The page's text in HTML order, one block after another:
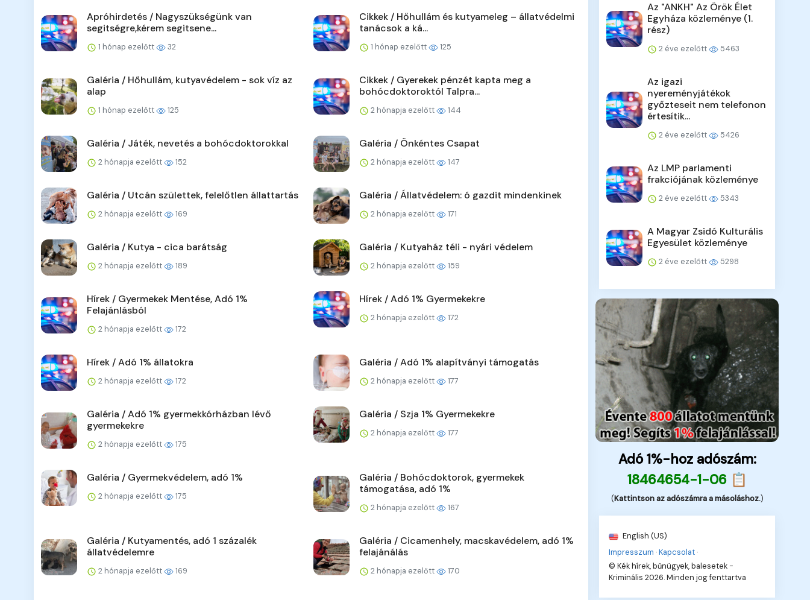
Apróhirdetés / Nagyszükségünk van
segitségre,kérem segitsene...
1 hónap ezelőtt 32
Cikkek / Hőhullám és kutyameleg – állatvédelmi
tanácsok a ká...
1 hónap ezelőtt 125
Galéria / Hőhullám, kutyavédelem - sok víz az
alap
1 hónap ezelőtt 125
Cikkek / Gyerekek pénzét kapta meg a
bohócdoktoroktól Talpra...
2 hónapja ezelőtt 144
Galéria / Játék, nevetés a bohócdoktorokkal
2 hónapja ezelőtt 152
Galéria / Önkéntes Csapat
2 hónapja ezelőtt 147
Galéria / Utcán születtek, felelőtlen állattartás
2 hónapja ezelőtt 169
Galéria / Állatvédelem: ó gazdit mindenkinek
2 hónapja ezelőtt 171
Galéria / Kutya - cica barátság
2 hónapja ezelőtt 189
Galéria / Kutyaház téli - nyári védelem
2 hónapja ezelőtt 159
Hírek / Gyermekek Mentése, Adó 1%
Felajánlásból
2 hónapja ezelőtt 172
Hírek / Adó 1% Gyermekekre
2 hónapja ezelőtt 172
Hírek / Adó 1% állatokra
2 hónapja ezelőtt 172
Galéria / Adó 1% alapítványi támogatás
2 hónapja ezelőtt 177
Galéria / Adó 1% gyermekkórházban lévő
gyermekekre
2 hónapja ezelőtt 175
Galéria / Szja 1% Gyermekekre
2 hónapja ezelőtt 177
Galéria / Gyermekvédelem, adó 1%
2 hónapja ezelőtt 175
Galéria / Bohócdoktorok, gyermekek
támogatása, adó 1%
2 hónapja ezelőtt 167
Galéria / Kutyamentés, adó 1 százalék
állatvédelemre
2 hónapja ezelőtt 169
Galéria / Cicamenhely, macskavédelem, adó 1%
felajánálás
2 hónapja ezelőtt 170
Az "ANKH" Az Örök Élet
Egyháza közleménye (1.
rész)
2 éve ezelőtt 5463
Az igazi
nyereményjátékok
győzteseit nem telefonon
értesítik...
2 éve ezelőtt 5426
Az LMP parlamenti
frakciójának közleménye
2 éve ezelőtt 5343
A Magyar Zsidó Kulturális
Egyesület közleménye
2 éve ezelőtt 5298
Adó 1%-hoz adószám:
18464654-1-06 📋
(Kattintson az adószámra a másoláshoz.)
English (US)
Impresszum ·Kapcsolat ·
© Kék hírek, bűnügyek, balesetek -
Kriminális 2026. Minden jog fenttartva